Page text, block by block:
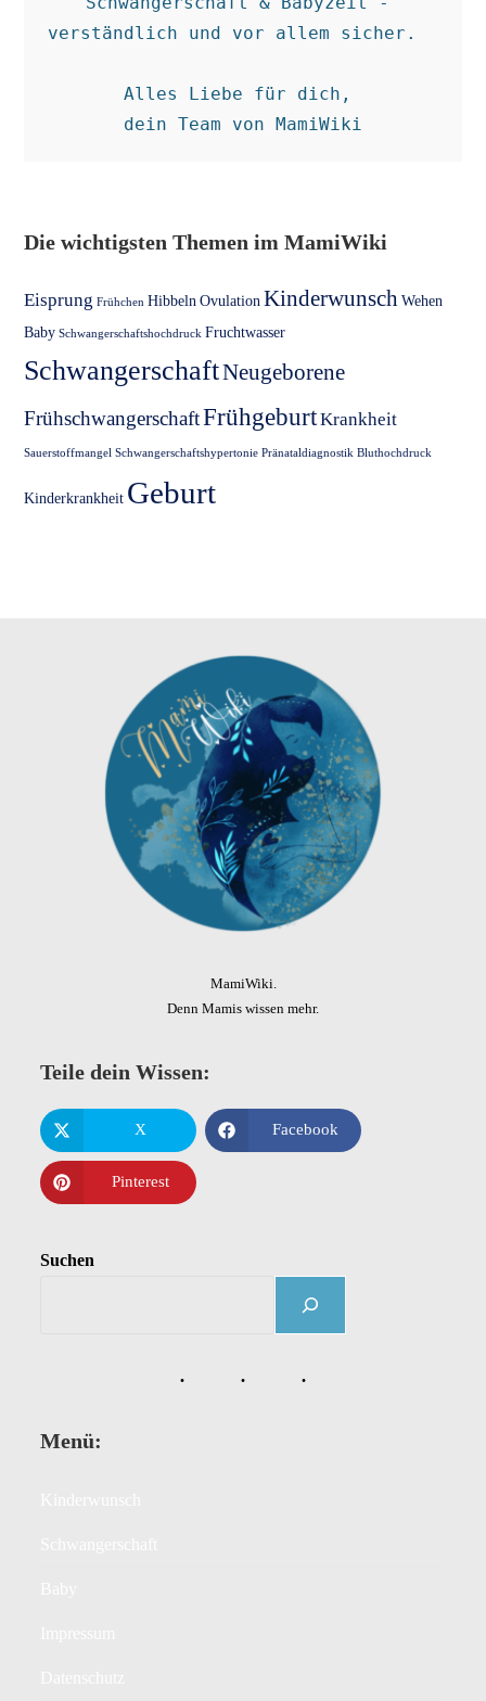
verständlich und vor allem sicher.
Alles Liebe für dich,
dein Team von MamiWiki
Die wichtigsten Themen im MamiWiki
Eisprung Frühchen Hibbeln Ovulation Kinderwunsch Wehen
Baby Schwangerschaftshochdruck Fruchtwasser
SchwangerschaftNeugeborene
FrühschwangerschaftFrühgeburtKrankheit
Sauerstoffmangel Schwangerschaftshypertonie Pränataldiagnostik Bluthochdruck
Kinderkrankheit Geburt
MamiWiki.
Denn Mamis wissen mehr.
Teile dein Wissen:
X Facebook
Pinterest
Suchen
Menü: